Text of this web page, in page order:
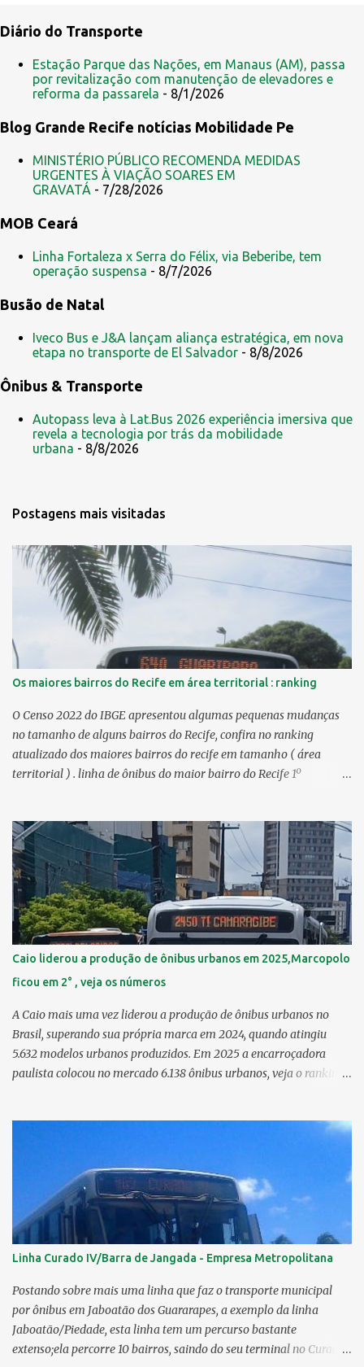
r
o
Diário do Transporte
Estação Parque das Nações, em Manaus (AM), passa
por revitalização com manutenção de elevadores e
reforma da passarela - 8/1/2026
Blog Grande Recife notícias Mobilidade Pe
MINISTÉRIO PÚBLICO RECOMENDA MEDIDAS
URGENTES À VIAÇÃO SOARES EM
GRAVATÁ - 7/28/2026
MOB Ceará
Linha Fortaleza x Serra do Félix, via Beberibe, tem
operação suspensa - 8/7/2026
Busão de Natal
Iveco Bus e J&A lançam aliança estratégica, em nova
etapa no transporte de El Salvador - 8/8/2026
Ônibus & Transporte
Autopass leva à Lat.Bus 2026 experiência imersiva que
revela a tecnologia por trás da mobilidade
urbana - 8/8/2026
Postagens mais visitadas
Os maiores bairros do Recife em área territorial : ranking
O Censo 2022 do IBGE apresentou algumas pequenas mudanças
no tamanho de alguns bairros do Recife, confira no ranking
atualizado dos maiores bairros do recife em tamanho ( área
territorial ) . linha de ônibus do maior bairro do Recife 1º
Curado 7,98 km² 5º Boa Viagem 7,76 km² > no Censo 2010 : 7,53
km² 6º Imbiribeira 6,65 km² > no Censo 2010 : 6,66 km² 7º Pina
6,29 km² 8º Dois Irmãos 5,85 km² 9º Barro 4,54 km² 10º Iputinga
4,33 km² > no Censo 2010 : 4,34 km² 11º Cohab 4,33 km² > no
Censo 2010: 4,26 km² 12º Passarinho 4,06 km² 13º Santo Amaro
3,80 km² 14º Afogados 3,69 km² 15º Cordeiro 3,40 km² 16º São José
3,26 km² 17º Dois Unidos 3,12 km² 18...
Caio liderou a produção de ônibus urbanos em 2025,Marcopolo
ficou em 2° , veja os números
A Caio mais uma vez liderou a produção de ônibus urbanos no
Brasil, superando sua própria marca em 2024, quando atingiu
5.632 modelos urbanos produzidos. Em 2025 a encarroçadora
paulista colocou no mercado 6.138 ônibus urbanos, veja o ranking
Ônibus , a Volare, que não faz parte da associação, fabricou neste
ano, 327 modelos urbanos. O que aconteceu com a Comil ? A Comil
vem de um processo de recuperação judicial e fechamento de filial,
o que em 2025 fez com que a encarroçadora só produzisse 16
unidades de ônibus urbanos, a empresa têm mantido o foco em
rodoviários, ficando em segundo lugar na produção, perdendo
apenas para a Marcopolo. O último modelo urbano lançado pela
Comil foi o Svelto BRS 2019. Em solo pernambucano uma das
últimas aquis...
Linha Curado IV/Barra de Jangada - Empresa Metropolitana
Postando sobre mais uma linha que faz o transporte municipal
por ônibus em Jaboatão dos Guararapes, a exemplo da linha
Jaboatão/Piedade, esta linha tem um percurso bastante
extenso;ela percorre 10 bairros, saindo do seu terminal no Curado